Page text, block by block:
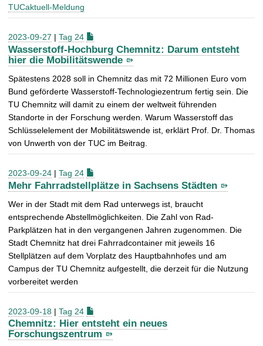
TUCaktuell-Meldung
2023-09-27 | Tag 24
Wasserstoff-Hochburg Chemnitz: Darum entsteht
hier die Mobilitätswende
Spätestens 2028 soll in Chemnitz das mit 72 Millionen Euro vom
Bund geförderte Wasserstoff-Technologiezentrum fertig sein. Die
TU Chemnitz will damit zu einem der weltweit führenden
Standorte in der Forschung werden. Warum Wasserstoff das
Schlüsselelement der Mobilitätswende ist, erklärt Prof. Dr. Thomas
von Unwerth von der TUC im Beitrag.
2023-09-24 | Tag 24
Mehr Fahrradstellplätze in Sachsens Städten
Wer in der Stadt mit dem Rad unterwegs ist, braucht
entsprechende Abstellmöglichkeiten. Die Zahl von Rad-
Parkplätzen hat in den vergangenen Jahren zugenommen. Die
Stadt Chemnitz hat drei Fahrradcontainer mit jeweils 16
Stellplätzen auf dem Vorplatz des Hauptbahnhofes und am
Campus der TU Chemnitz aufgestellt, die derzeit für die Nutzung
vorbereitet werden
2023-09-18 | Tag 24
Chemnitz: Hier entsteht ein neues
Forschungszentrum